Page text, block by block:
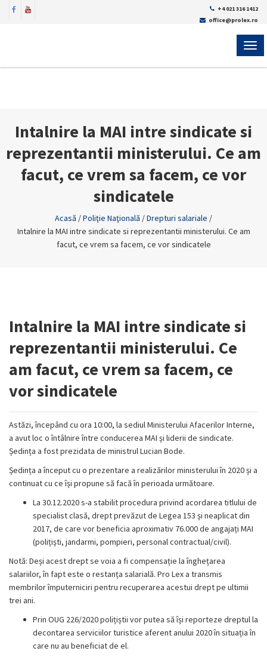
+4 021 316 1412
office@prolex.ro
Intalnire la MAI intre sindicate si
reprezentantii ministerului. Ce am
facut, ce vrem sa facem, ce vor
sindicatele
Acasă /Poliţie Naţională /Drepturi salariale /
Intalnire la MAI intre sindicate si reprezentantii ministerului. Ce am
facut, ce vrem sa facem, ce vor sindicatele
Intalnire la MAI intre sindicate si
reprezentantii ministerului. Ce
am facut, ce vrem sa facem, ce
vor sindicatele
Astăzi, începând cu ora 10:00, la sediul Ministerului Afacerilor Interne,
a avut loc o întâlnire între conducerea MAI și liderii de sindicate.
Ședința a fost prezidata de ministrul Lucian Bode.
Ședința a început cu o prezentare a realizărilor ministerului în 2020 și a
continuat cu ce își propune să facă în perioada următoare.
La 30.12.2020 s-a stabilit procedura privind acordarea titlului de
specialist clasă, drept prevăzut de Legea 153 și neaplicat din
2017, de care vor beneficia aproximativ 76.000 de angajați MAI
(polițiști, jandarmi, pompieri, personal contractual/civil).
Notă: Deși acest drept se voia a fi compensație la înghețarea
salariilor, în fapt este o restanța salarială. Pro Lex a transmis
membrilor împuterniciri pentru recuperarea acestui drept pe ultimii
trei ani.
Prin OUG 226/2020 polițiștii vor putea să își reporteze dreptul la
decontarea serviciilor turistice aferent anului 2020 în situația în
care nu au beneficiat de el.